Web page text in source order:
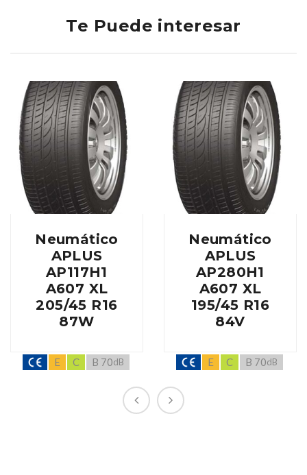
Te Puede interesar
Neumático
APLUS
AP117H1
A607 XL
205/45 R16
87W
E C B 70dB
Neumático
APLUS
AP280H1
A607 XL
195/45 R16
84V
E C B 70dB